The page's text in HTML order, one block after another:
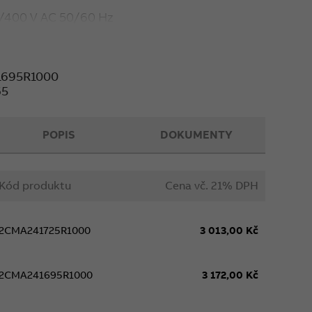
V AC 50/60 Hz
NE
D13 15-M 65
Kód produktu Cena vč. 21% DPH
3 013,00 Kč
3 172,00 Kč
POPIS DOKUMENTY